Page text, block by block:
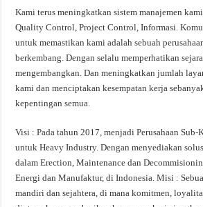
Kami terus meningkatkan sistem manajemen
Quality Control, Project Control, Informasi.
untuk memastikan kami adalah sebuah
berkembang. Dengan selalu memperhatikan
mengembangkan. Dan meningkatkan jumlah
kami dan menciptakan kesempatan kerja
kepentingan semua.
Visi : Pada tahun 2017, menjadi Perusahaan
untuk Heavy Industry. Dengan menyediakan
dalam Erection, Maintenance dan
Energi dan Manufaktur, di Indonesia. Misi :
mandiri dan sejahtera, di mana komitmen,